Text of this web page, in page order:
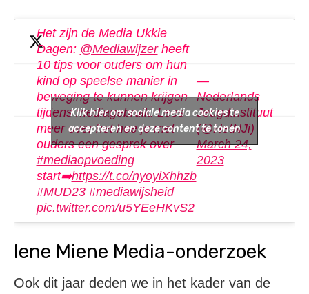
Het zijn de Media Ukkie
Dagen: @Mediawijzerheeft
10 tips voor ouders om hun
kind op speelse manier in
beweging te kunnen krijgen
tijdens mediagebruik. Lees
meer over het hoe je met
ouders een gesprek over
#mediaopvoeding
start➡️https://t.co/nyoyiXhhzb
#MUD23 #mediawijsheid
pic.twitter.com/u5YEeHKvS2
—
Nederlands
Jeugdinstituut
(@HetNJi)
March 24,
2023
Klik hier om sociale media cookies te
accepteren en deze content te tonen
Iene Miene Media-onderzoek
Ook dit jaar deden we in het kader van de